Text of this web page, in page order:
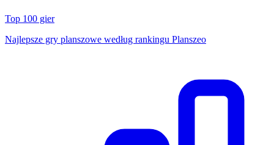
Top 100 gier
Najlepsze gry planszowe według rankingu Planszeo